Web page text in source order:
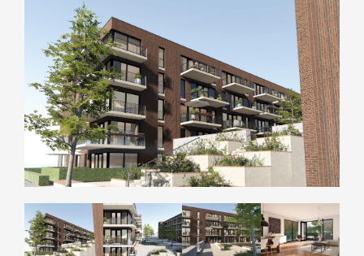
Bestaande bouw
Internationaal
Nieuwbouw
Bedrijfsaanbod
Huuraanbod
Bestaande bouw
Internationaal
Nieuwbouw
Bedrijfsaanbod